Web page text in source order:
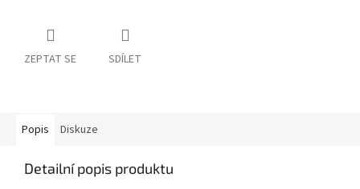
ZEPTAT SE SDÍLET
Popis Diskuze
Detailní popis produktu